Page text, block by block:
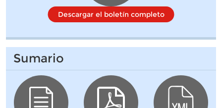
Descargar el boletín completo
Sumario